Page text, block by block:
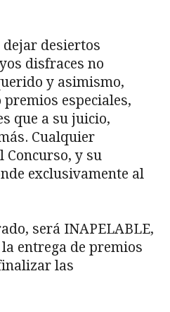
dejar desiertos
disfraces no
y asimismo,
especiales,
que a su juicio,
Cualquier
Concurso, y su
exclusivamente al
será INAPELABLE,
entrega de premios
las